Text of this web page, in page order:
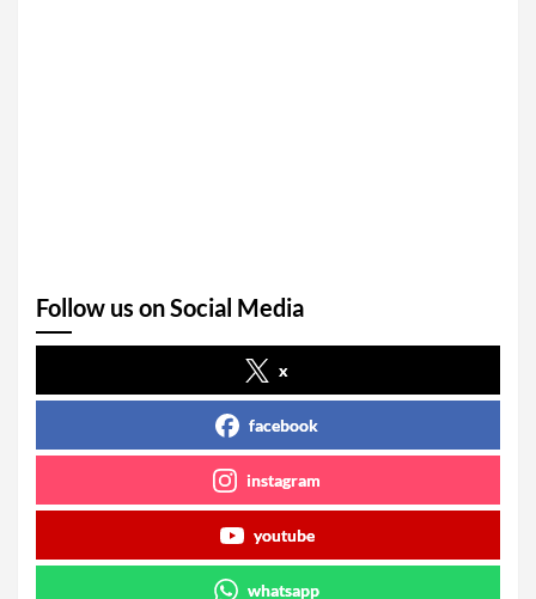
Follow us on Social Media
x
facebook
instagram
youtube
whatsapp